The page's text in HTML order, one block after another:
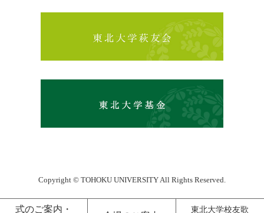
式のご案内・ 東北大学校友歌
Copyright © TOHOKU UNIVERSITY All Rights Reserved.